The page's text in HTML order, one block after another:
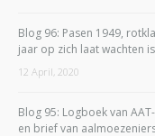
Blog 96: Pasen 1949,
jaar op zich laat wachten
12 April, 2020
Blog 95: Logboek van
en brief van